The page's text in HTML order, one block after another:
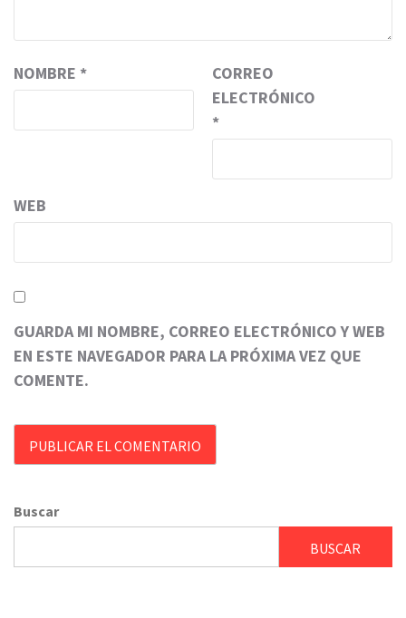
NOMBRE *
CORREO
ELECTRÓNICO
*
WEB
GUARDA MI NOMBRE, CORREO ELECTRÓNICO Y WEB
EN ESTE NAVEGADOR PARA LA PRÓXIMA VEZ QUE
COMENTE.
Buscar
BUSCAR